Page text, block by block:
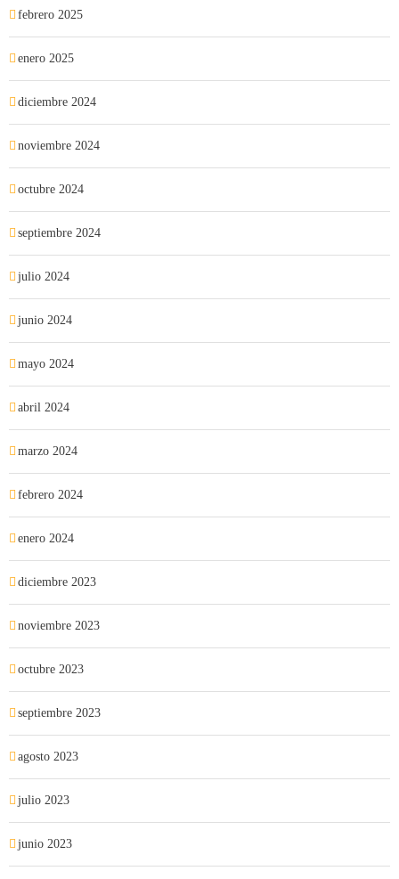
febrero 2025
enero 2025
diciembre 2024
noviembre 2024
octubre 2024
septiembre 2024
julio 2024
junio 2024
mayo 2024
abril 2024
marzo 2024
febrero 2024
enero 2024
diciembre 2023
noviembre 2023
octubre 2023
septiembre 2023
agosto 2023
julio 2023
junio 2023